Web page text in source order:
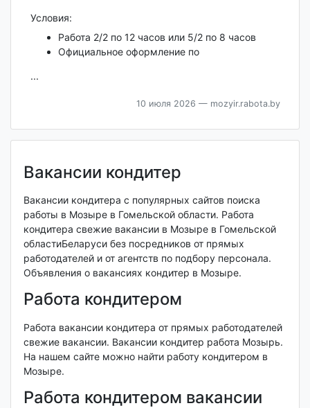
Условия:
Работа 2/2 по 12 часов или 5/2 по 8 часов
Официальное оформление по
...
10 июля 2026 — mozyir.rabota.by
Вакансии кондитер
Вакансии кондитера с популярных сайтов поиска
работы в Мозыре в Гомельской области. Работа
кондитера свежие вакансии в Мозыре в Гомельской
областиБеларуси без посредников от прямых
работодателей и от агентств по подбору персонала.
Объявления о вакансиях кондитер в Мозыре.
Работа кондитером
Работа вакансии кондитера от прямых работодателей
свежие вакансии. Вакансии кондитер работа Мозырь.
На нашем сайте можно найти работу кондитером в
Мозыре.
Работа кондитером вакансии